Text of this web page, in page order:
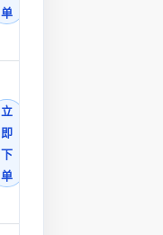
单
立
即
下
单